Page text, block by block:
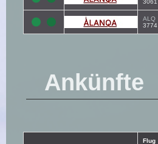
3061
ALQ
3774
Ankünfte
Flug